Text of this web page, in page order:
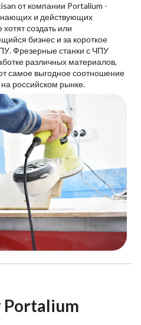
от компании Portalium -
и действующих
создать или
бизнес и за короткое
Фрезерные станки с ЧПУ
различных материалов,
самое выгодное соотношение
российском рынке.